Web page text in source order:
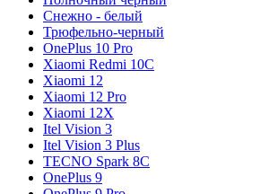
Снежно - белый
Трюфельно-черный
OnePlus 10 Pro
Xiaomi Redmi 10C
Xiaomi 12
Xiaomi 12 Pro
Xiaomi 12X
Itel Vision 3
Itel Vision 3 Plus
TECNO Spark 8C
OnePlus 9